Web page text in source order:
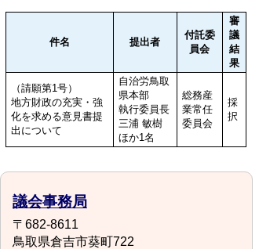
件名 提出者
付託委
員会
審
議
結
果
（請願第1号）
地方財政の充実・強
化を求める意見書提
出について
自治労鳥取
県本部
執行委員長
三浦 敏樹
ほか1名
総務産
業常任
委員会
採
択
議会事務局
〒682-8611
鳥取県倉吉市葵町722